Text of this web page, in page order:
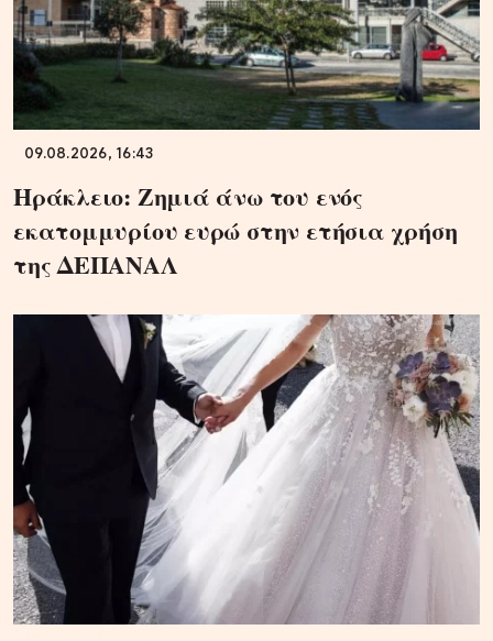
09.08.2026, 16:43
Ηράκλειο: Ζημιά άνω του ενός
εκατομμυρίου ευρώ στην ετήσια χρήση
της ΔΕΠΑΝΑΛ